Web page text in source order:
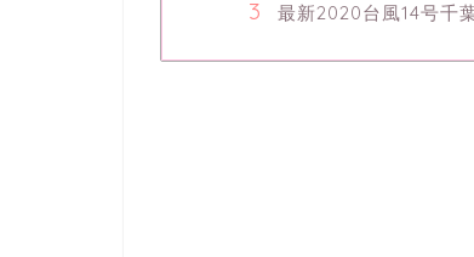
最新2020台風14号千